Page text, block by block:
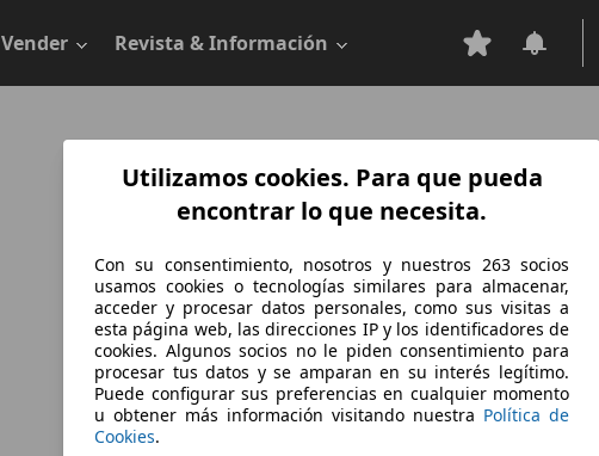
Vender Revista & Información
Utilizamos cookies. Para que pueda
encontrar lo que necesita.
Con su consentimiento, nosotros y nuestros 263 socios
usamos cookies o tecnologías similares para almacenar,
acceder y procesar datos personales, como sus visitas a
esta página web, las direcciones IP y los identificadores de
cookies. Algunos socios no le piden consentimiento para
procesar tus datos y se amparan en su interés legítimo.
Puede configurar sus preferencias en cualquier momento
u obtener más información visitando nuestra Política de
Cookies.